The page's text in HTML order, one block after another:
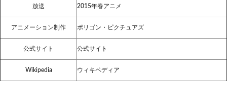
放送 2015年春アニメ
アニメーション制作 ポリゴン・ピクチュアズ
公式サイト 公式サイト
Wikipedia ウィキペディア